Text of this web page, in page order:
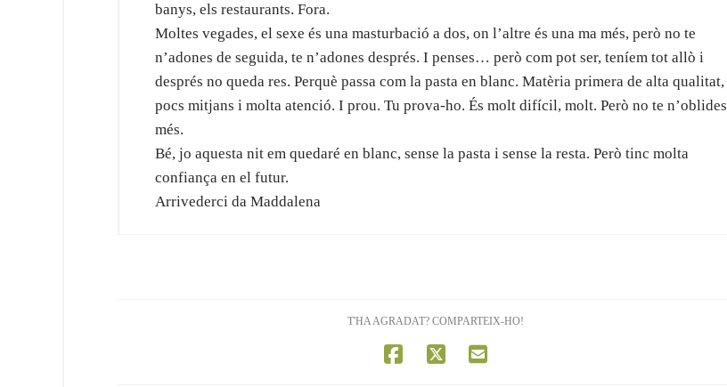
banys, els restaurants. Fora.
Moltes vegades, el sexe és una masturbació a dos, on l’altre és una ma més, però no te
n’adones de seguida, te n’adones després. I penses… però com pot ser, teníem tot allò i
després no queda res. Perquè passa com la pasta en blanc. Matèria primera de alta qualitat,
pocs mitjans i molta atenció. I prou. Tu prova-ho. És molt difícil, molt. Però no te n’oblides
més.
Bé, jo aquesta nit em quedaré en blanc, sense la pasta i sense la resta. Però tinc molta
confiança en el futur.
Arrivederci da Maddalena
T'HA AGRADAT? COMPARTEIX-HO!